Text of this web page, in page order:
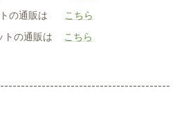
トの通販は こちら
トの通販は こちら